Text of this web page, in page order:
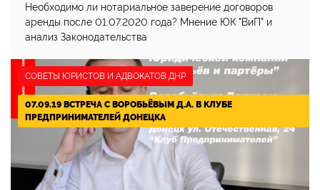
Необходимо ли нотариальное заверение договоров
аренды после 01.07.2020 года? Мнение ЮК "ВиП" и
анализ Законодательства
СОВЕТЫ ЮРИСТОВ И АДВОКАТОВ ДНР
07.09.19 ВСТРЕЧА С ВОРОБЬЁВЫМ Д.А. В КЛУБЕ
ПРЕДПРИНИМАТЕЛЕЙ ДОНЕЦКА